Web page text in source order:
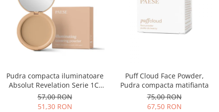
Pudra compacta iluminatoare
Absolut Revelation Serie 1C,
9g
57,00 RON
51,30 RON
Puff Cloud Face Powder,
Pudra compacta matifianta
75,00 RON
67,50 RON